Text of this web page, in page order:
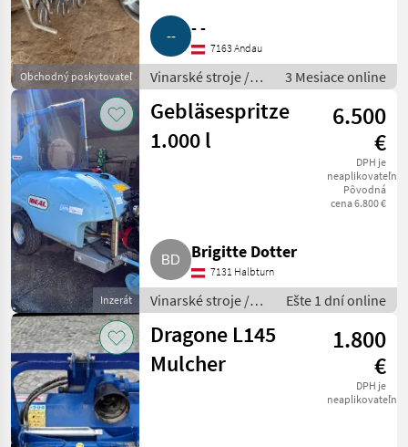
Obchodný poskytovateľ
- -
7163 Andau
Vinarské stroje /
Ostatné stroje na
vinohradníctvo
3 Mesiace online
Inzerát
Gebläsespritze
1.000 l
6.500
€
DPH je
neaplikovateľné
Pôvodná
cena 6.800 €
Brigitte Dotter
7131 Halbturn
Vinarské stroje /
Ostatné stroje na
vinohradníctvo
Ešte 1 dní online
Dragone L145
Mulcher
1.800
€
DPH je
neaplikovateľné